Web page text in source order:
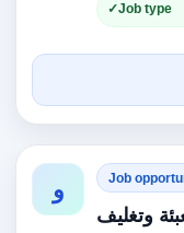
Job type
و Job
وتغليف